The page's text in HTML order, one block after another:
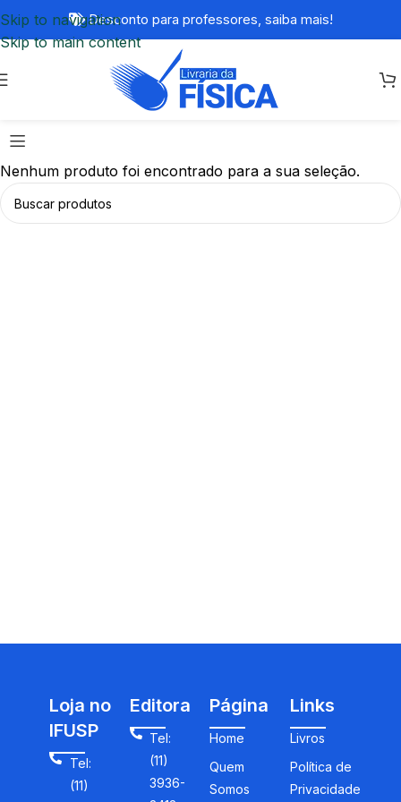
Skip to navigation
Skip to main content
Desconto para professores, saiba mais!
Nenhum produto foi encontrado para a sua seleção.
Loja no
IFUSP
Tel:
(11)
Editora
Tel:
(11)
3936-
Página
Home
Quem
Somos
Links
Livros
Política de
Privacidade